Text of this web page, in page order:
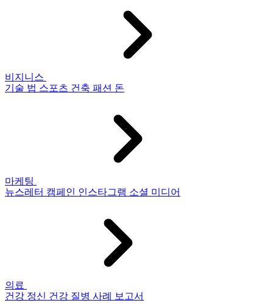
비지니스
기술 법 스포츠 건축 패션 돈
마케팅
뉴스레터 캠페인 인스타그램 소셜 미디어
의료
건강 정신 건강 질병 사례 보고서